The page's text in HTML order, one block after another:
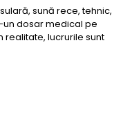
sună rece, tehnic,
dosar medical pe
realitate, lucrurile sunt